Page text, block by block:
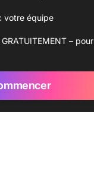
votre équipe
– pour